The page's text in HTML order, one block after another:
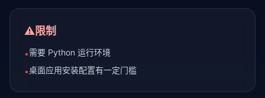
⚠️限制
•需要 Python 运行环境
•桌面应用安装配置有一定门槛